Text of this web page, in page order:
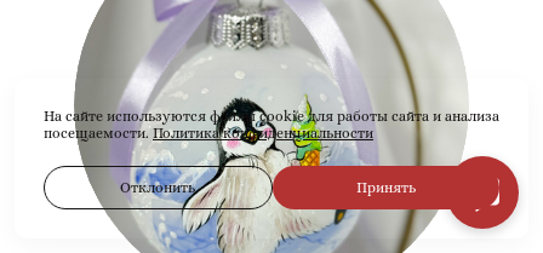
На сайте используются файлы cookie для работы сайта и анализа
посещаемости.Политика конфиденциальности
Отклонить Принять